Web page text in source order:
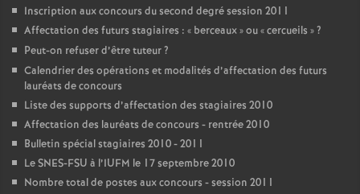
Inscription aux concours du second degré session 2011
Affectation des futurs stagiaires : « berceaux» ou «cercueils »?
Peut-on refuser d’être tuteur?
Calendrier des opérations et modalités d’affectation des futurs
lauréats de concours
Liste des supports d’affectation des stagiaires 2010
Affectation des lauréats de concours - rentrée 2010
Bulletin spécial stagiaires 2010 - 2011
Le SNES-FSU à l’IUFM le 17 septembre 2010
Nombre total de postes aux concours - session 2011